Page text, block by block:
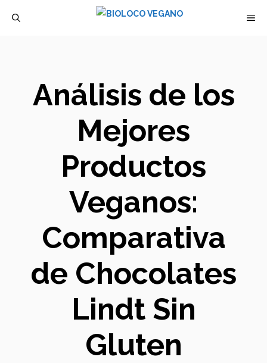
Análisis de los
Mejores
Productos
Veganos:
Comparativa
de Chocolates
Lindt Sin
Gluten